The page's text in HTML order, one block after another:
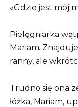
«Gdzie jest mój
Pielęgniarka
Mariam.
ranny, ale
Trudno się ona
łóżka, Mariam,